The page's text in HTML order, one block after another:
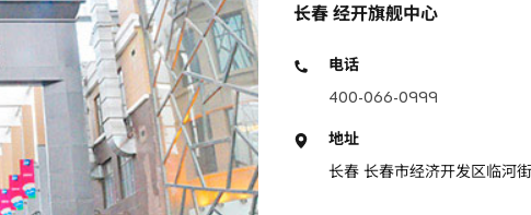
长春 经开旗舰中心
电话
400-066-0999
地址
长春 长春市经济开发区临河